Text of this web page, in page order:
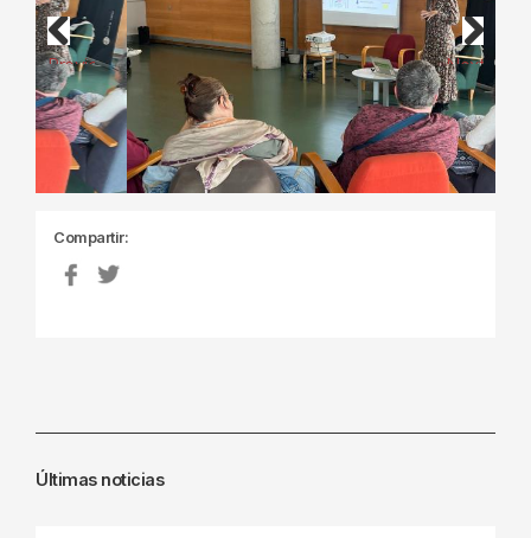
Previous Next
Compartir:
Últimas noticias